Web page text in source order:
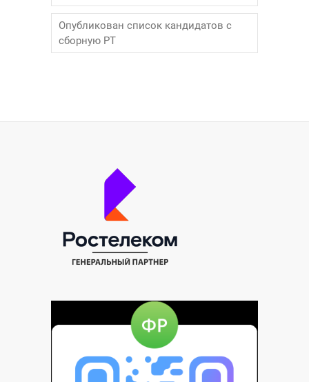
Опубликован список кандидатов с
сборную РТ